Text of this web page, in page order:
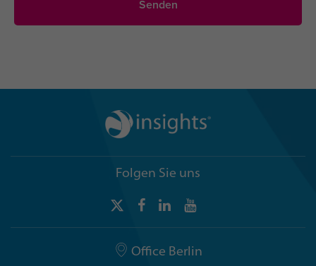
Folgen Sie uns
Office Berlin